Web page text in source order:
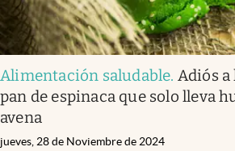
Alimentación saludable. Adiós a
pan de espinaca que solo lleva
avena
jueves, 28 de Noviembre de 2024